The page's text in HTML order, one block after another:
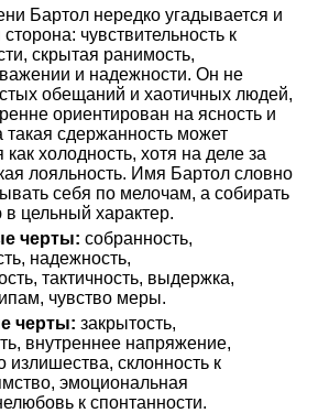
Бартол нередко угадывается и
чувствительность к
скрытая ранимость,
и надежности. Он не
обещаний и хаотичных людей,
ориентирован на ясность и
такая сдержанность может
холодность, хотя на деле за
лояльность. Имя Бартол словно
себя по мелочам, а собирать
цельный характер.
черты: собранность,
надежность,
тактичность, выдержка,
чувство меры.
черты: закрытость,
внутреннее напряжение,
излишества, склонность к
эмоциональная
к спонтанности.